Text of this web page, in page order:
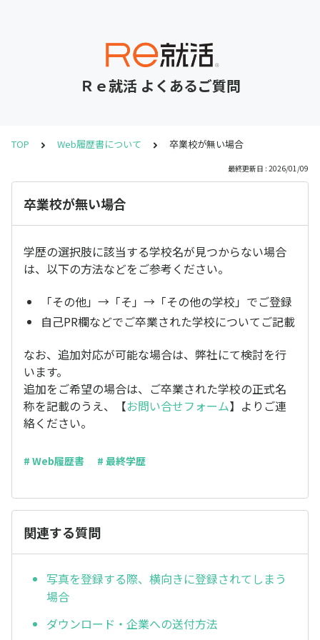
Ｒｅ就活 よくあるご質問
TOP Web履歴書について 卒業校が無い場合
最終更新日 : 2026/01/09
卒業校が無い場合
学歴の選択肢に該当する学校名が見つからない場合
は、以下の方法などをご参考ください。
「その他」→「そ」→「その他の学校」でご登録
自己PR欄などでご卒業された学校についてご記載
なお、追加対応が可能な場合は、弊社にて検討を行
います。
追加をご希望の場合は、ご卒業された学校の正式名
称を記載のうえ、【お問い合せフォーム】よりご連
絡ください。
# Web履歴書 # 最終学歴
関連する質問
写真を登録する際、横向きに登録されてしまう
場合
ダウンロード・企業への送付方法